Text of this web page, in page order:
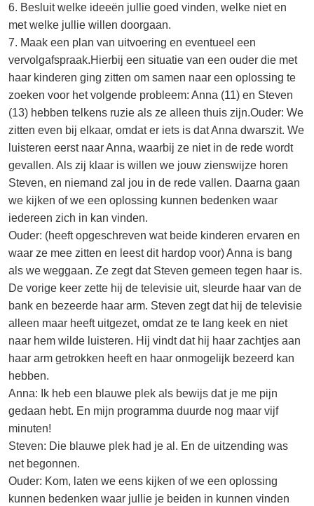
6. Besluit welke ideeën jullie goed vinden, welke niet en
met welke jullie willen doorgaan.
7. Maak een plan van uitvoering en eventueel een
vervolgafspraak.Hierbij een situatie van een ouder die met
haar kinderen ging zitten om samen naar een oplossing te
zoeken voor het volgende probleem: Anna (11) en Steven
(13) hebben telkens ruzie als ze alleen thuis zijn.Ouder: We
zitten even bij elkaar, omdat er iets is dat Anna dwarszit. We
luisteren eerst naar Anna, waarbij ze niet in de rede wordt
gevallen. Als zij klaar is willen we jouw zienswijze horen
Steven, en niemand zal jou in de rede vallen. Daarna gaan
we kijken of we een oplossing kunnen bedenken waar
iedereen zich in kan vinden.
Ouder: (heeft opgeschreven wat beide kinderen ervaren en
waar ze mee zitten en leest dit hardop voor) Anna is bang
als we weggaan. Ze zegt dat Steven gemeen tegen haar is.
De vorige keer zette hij de televisie uit, sleurde haar van de
bank en bezeerde haar arm. Steven zegt dat hij de televisie
alleen maar heeft uitgezet, omdat ze te lang keek en niet
naar hem wilde luisteren. Hij vindt dat hij haar zachtjes aan
haar arm getrokken heeft en haar onmogelijk bezeerd kan
hebben.
Anna: Ik heb een blauwe plek als bewijs dat je me pijn
gedaan hebt. En mijn programma duurde nog maar vijf
minuten!
Steven: Die blauwe plek had je al. En de uitzending was
net begonnen.
Ouder: Kom, laten we eens kijken of we een oplossing
kunnen bedenken waar jullie je beiden in kunnen vinden